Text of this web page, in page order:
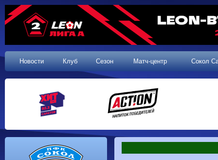
Новости Клуб Сезон Матч-центр Сокол